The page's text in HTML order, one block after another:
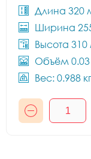
Длина 320
Ширина
Высота
Объём
Вес: 0.988